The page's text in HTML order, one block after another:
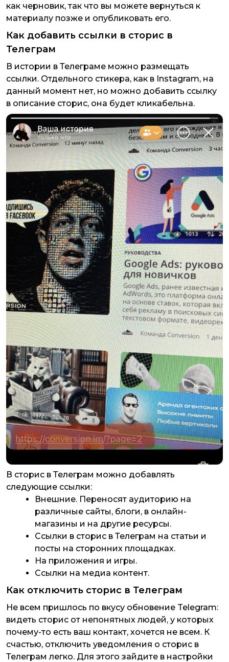
как черновик, так что вы можете вернуться к
материалу позже и опубликовать его.
Как добавить ссылки в сторис в
Телеграм
В истории в Телеграме можно размещать
ссылки. Отдельного стикера, как в Instagram, на
данный момент нет, но можно добавить ссылку
в описание сторис, она будет кликабельна.
В сторис в Телеграм можно добавлять
следующие ссылки:
Внешние. Переносят аудиторию на
различные сайты, блоги, в онлайн-
магазины и на другие ресурсы.
Ссылки в сторис в Телеграм на статьи и
посты на сторонних площадках.
На приложения и игры.
Ссылки на медиа контент.
Как отключить сторис в Телеграм
Не всем пришлось по вкусу обновение Telegram:
видеть сторис от непонятных людей, у которых
почему-то есть ваш контакт, хочется не всем. К
счастью, отключить уведомления о сторис в
Телеграм легко. Для этого зайдите в настройки